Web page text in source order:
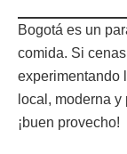
Bogotá es un
comida. Si
experimentando
local, moderna
¡buen provecho!